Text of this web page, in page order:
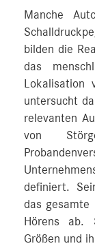
Manche
bilden die
das
Lokalisation
untersucht
relevanten
von
definiert.
das gesamte
Hörens ab.
Größen und